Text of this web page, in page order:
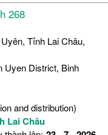
268
Tỉnh Lai Châu,
Uyen District, Binh
and distribution)
Lai Châu